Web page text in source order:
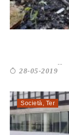
28-05-2019
Società, Ter